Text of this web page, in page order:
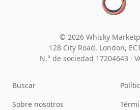
© 2026 Whisky
128 City Road, London,
N.° de sociedad 17204643 ·
Buscar
Sobre nosotros